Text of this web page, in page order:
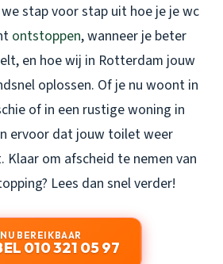
stap voor stap uit hoe je je wc
ontstoppen, wanneer je beter
en hoe wij in Rotterdam jouw
oplossen. Of je nu woont in
of in een rustige woning in
ervoor dat jouw toilet weer
Klaar om afscheid te nemen van
Lees dan snel verder!
NU BEREIKBAAR
010 321 05 97